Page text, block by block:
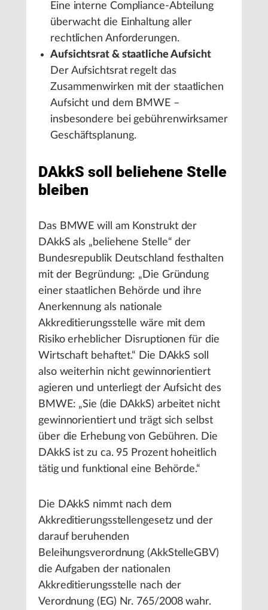
Eine interne Compliance-Abteilung
überwacht die Einhaltung aller
rechtlichen Anforderungen.
Aufsichtsrat & staatliche Aufsicht
Der Aufsichtsrat regelt das
Zusammenwirken mit der staatlichen
Aufsicht und dem BMWE –
insbesondere bei gebührenwirksamer
Geschäftsplanung.
DAkkS soll beliehene Stelle
bleiben
Das BMWE will am Konstrukt der
DAkkS als „beliehene Stelle“ der
Bundesrepublik Deutschland festhalten
mit der Begründung: „Die Gründung
einer staatlichen Behörde und ihre
Anerkennung als nationale
Akkreditierungsstelle wäre mit dem
Risiko erheblicher Disruptionen für die
Wirtschaft behaftet.“ Die DAkkS soll
also weiterhin nicht gewinnorientiert
agieren und unterliegt der Aufsicht des
BMWE: „Sie (die DAkkS) arbeitet nicht
gewinnorientiert und trägt sich selbst
über die Erhebung von Gebühren. Die
DAkkS ist zu ca. 95 Prozent hoheitlich
tätig und funktional eine Behörde.“
Die DAkkS nimmt nach dem
Akkreditierungsstellengesetz und der
darauf beruhenden
Beleihungsverordnung (AkkStelleGBV)
die Aufgaben der nationalen
Akkreditierungsstelle nach der
Verordnung (EG) Nr. 765/2008 wahr.